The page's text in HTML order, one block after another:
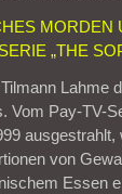
MORDEN
„THE
Lahme
Vom Pay-TV-
von
Essen